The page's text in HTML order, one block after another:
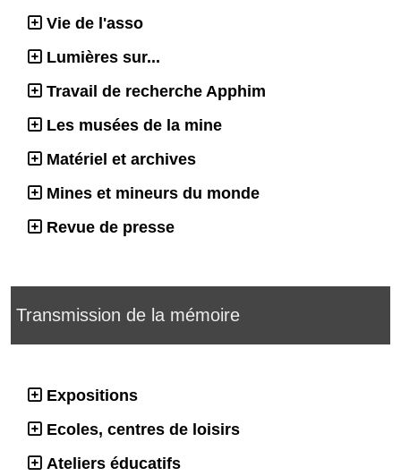
Vie de l'asso
Lumières sur...
Travail de recherche Apphim
Les musées de la mine
Matériel et archives
Mines et mineurs du monde
Revue de presse
Transmission de la mémoire
Expositions
Ecoles, centres de loisirs
Ateliers éducatifs